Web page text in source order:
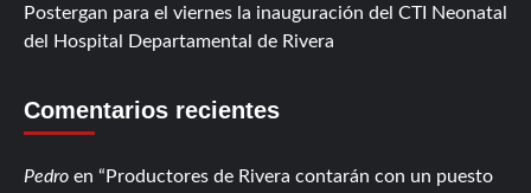
Postergan para el viernes la inauguración del CTI Neonatal
del Hospital Departamental de Rivera
Comentarios recientes
Pedro en
Productores de Rivera contarán con un puesto